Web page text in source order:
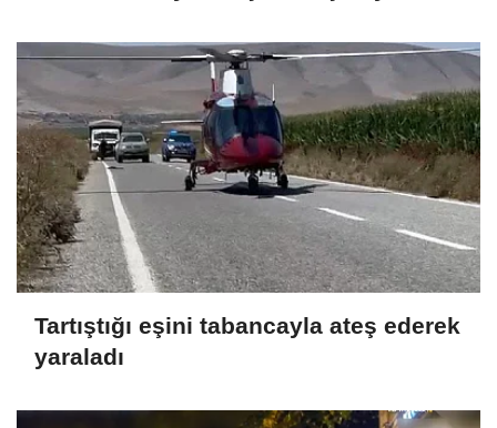
Tartıştığı eşini tabancayla ateş ederek
yaraladı